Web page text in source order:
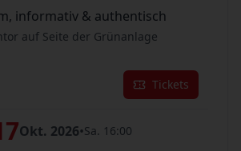
informativ & authentisch
auf Seite der Grünanlage
Tickets
Okt. 2026•Sa. 16:00